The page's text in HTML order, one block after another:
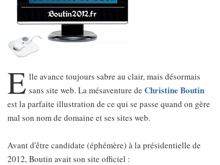
E lle avance toujours sabre au clair, mais désormais
sans site web. La mésaventure de Christine Boutin
est la parfaite illustration de ce qui se passe quand on gère
mal son nom de domaine et ses sites web.
Avant d'être candidate (éphémère) à la présidentielle de
2012, Boutin avait son site officiel :